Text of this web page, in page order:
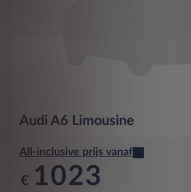
Audi A6 Limousine
All-inclusive prijs vanaf
€ 1023